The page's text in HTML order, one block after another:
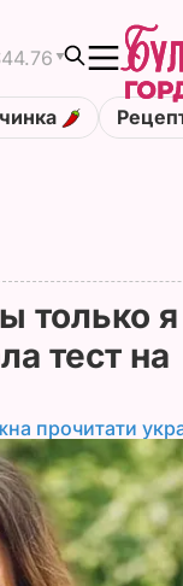
только я
тест на
прочитати